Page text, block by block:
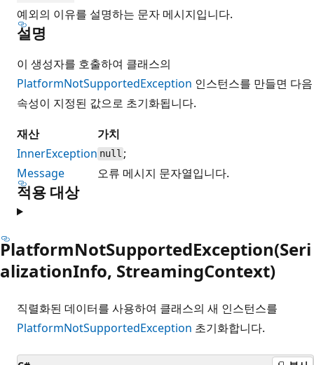
예외의 이유를 설명하는 문자 메시지입니다.
설명
이 생성자를 호출하여 클래스의
PlatformNotSupportedException 인스턴스를 만들면 다음
속성이 지정된 값으로 초기화됩니다.
재산
가치
InnerException null ;
Message
오류 메시지 문자열입니다.
적용 대상
PlatformNotSupportedException(Seri
alizationInfo, StreamingContext)
직렬화된 데이터를 사용하여 클래스의 새 인스턴스를
PlatformNotSupportedException 초기화합니다.